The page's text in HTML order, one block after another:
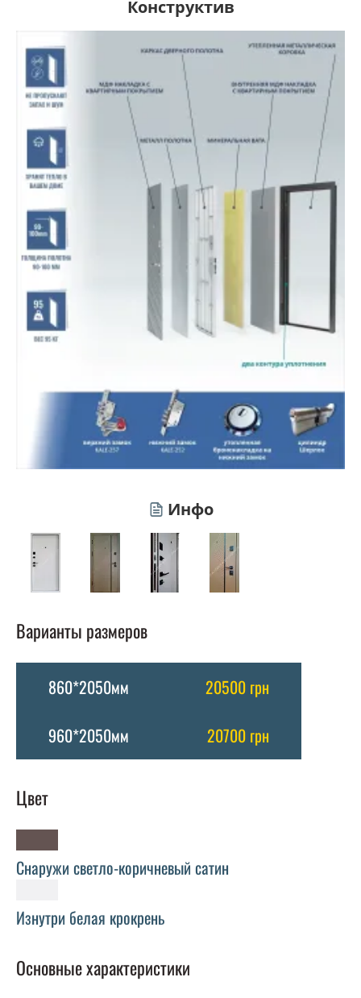
Конструктив
Инфо
Варианты размеров
860*2050мм
20500 грн
960*2050мм
20700 грн
Цвет
Снаружи светло-коричневый сатин
Изнутри белая крокрень
Основные характеристики